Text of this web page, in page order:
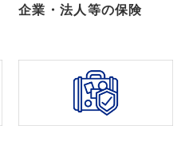
企業・法人等の保険